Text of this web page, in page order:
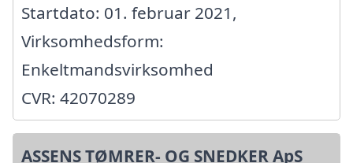
Startdato: 01. februar 2021,
Virksomhedsform:
Enkeltmandsvirksomhed
CVR: 42070289
ASSENS TØMRER- OG SNEDKER ApS